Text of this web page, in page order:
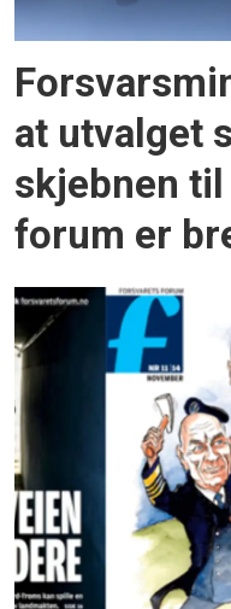
at utvalget
skjebnen
forum er